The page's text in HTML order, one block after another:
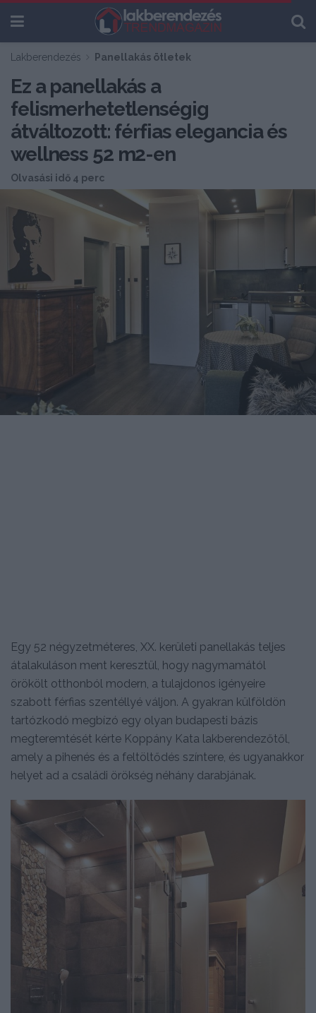
Lakberendezés Panellakás ötletek
Ez a panellakás a
felismerhetetlenségig
átváltozott: férfias elegancia és
wellness 52 m2-en
Olvasási idő 4 perc
Egy 52 négyzetméteres, XX. kerületi panellakás teljes
átalakuláson ment keresztül, hogy nagymamától
örökölt otthonból modern, a tulajdonos igényeire
szabott férfias szentéllyé váljon. A gyakran külföldön
tartózkodó megbízó egy olyan budapesti bázis
megteremtését kérte Koppány Kata lakberendezőtől,
amely a pihenés és a feltöltődés színtere, és ugyanakkor
helyet ad a családi örökség néhány darabjának.